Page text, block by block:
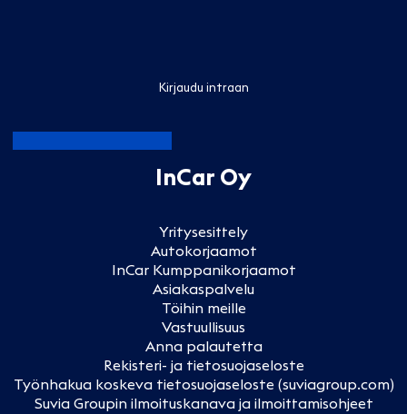
Kirjaudu intraan
InCar Oy
Yritysesittely
Autokorjaamot
InCar Kumppanikorjaamot
Asiakaspalvelu
Töihin meille
Vastuullisuus
Anna palautetta
Rekisteri- ja tietosuojaseloste
Työnhakua koskeva tietosuojaseloste (suviagroup.com)
Suvia Groupin ilmoituskanava ja ilmoittamisohjeet